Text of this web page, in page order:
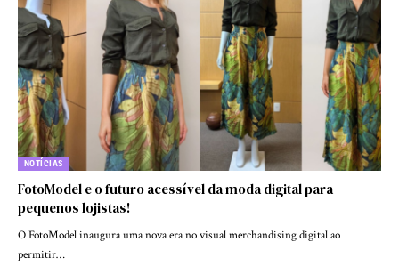
NOTÍCIAS
FotoModel e o futuro acessível da moda digital para
pequenos lojistas!
O FotoModel inaugura uma nova era no visual merchandising digital ao
permitir…